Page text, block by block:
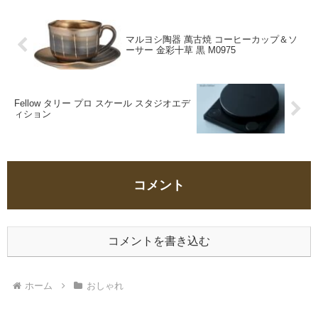
マルヨシ陶器 萬古焼 コーヒーカップ＆ソ
ーサー 金彩十草 黒 M0975
Fellow タリー プロ スケール スタジオエデ
ィション
コメント
コメントを書き込む
ホーム おしゃれ